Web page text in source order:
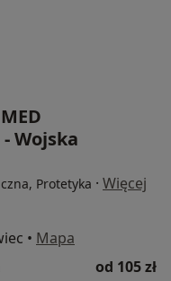
Wojska
Protetyka · Więcej
• Mapa
od 105 zł